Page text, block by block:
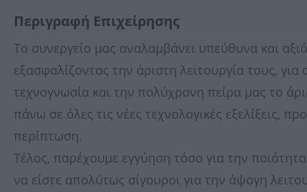
Περιγραφή Επιχείρησης
Το συνεργείο μας αναλαμβάνει υπεύθυνα και
εξασφαλίζοντας την άριστη λειτουργία τους,
τεχνογνωσία και την πολύχρονη πείρα μας το
πάνω σε όλες τις νέες τεχνολογικές εξελίξεις,
περίπτωση.
Τέλος, παρέχουμε εγγύηση τόσο για την
να είστε απολύτως σίγουροι για την άψογη